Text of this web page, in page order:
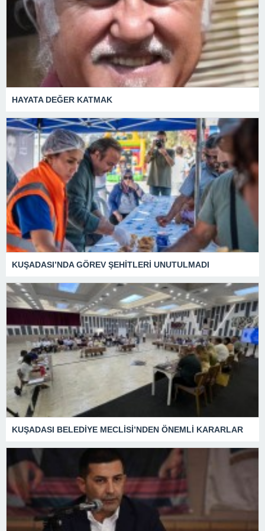
HAYATA DEĞER KATMAK
KUŞADASI’NDA GÖREV ŞEHİTLERİ UNUTULMADI
KUŞADASI BELEDİYE MECLİSİ’NDEN ÖNEMLİ KARARLAR